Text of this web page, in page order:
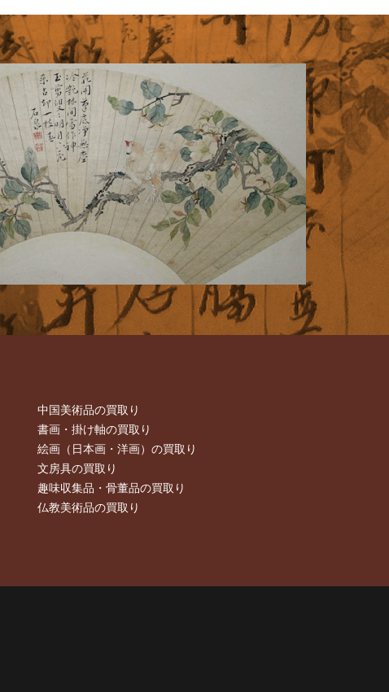
中国美術品の買取り
書画・掛け軸の買取り
絵画（日本画・洋画）の買取り
文房具の買取り
趣味収集品・骨董品の買取り
仏教美術品の買取り